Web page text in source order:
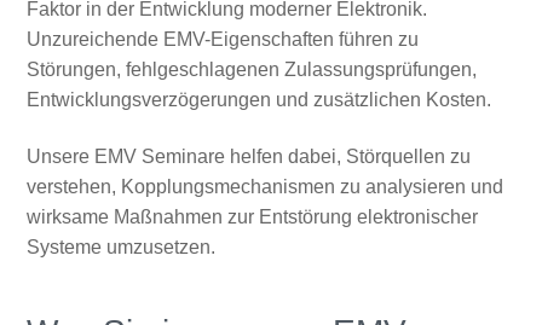
Faktor in der Entwicklung moderner Elektronik.
Unzureichende EMV-Eigenschaften führen zu
Störungen, fehlgeschlagenen Zulassungsprüfungen,
Entwicklungsverzögerungen und zusätzlichen Kosten.
Unsere EMV Seminare helfen dabei, Störquellen zu
verstehen, Kopplungsmechanismen zu analysieren und
wirksame Maßnahmen zur Entstörung elektronischer
Systeme umzusetzen.